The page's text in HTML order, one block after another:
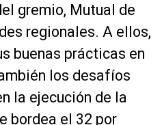
gremio, Mutual de
regionales. A ellos,
buenas prácticas en
los desafíos
la ejecución de la
bordea el 32 por